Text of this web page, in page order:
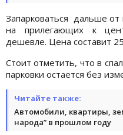
Запарковаться дальше
на прилегающих к
дешевле. Цена составит
Стоит отметить, что в
парковки остается без
Читайте также:
Автомобили, квартиры,
народа” в прошлом году